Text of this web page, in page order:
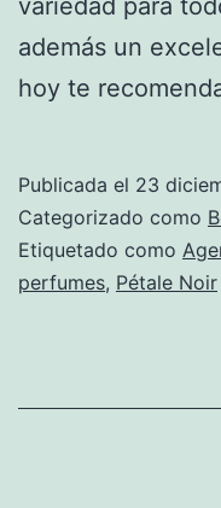
además un
hoy te
Publicada el 23
Categorizado como
Etiquetado como
perfumes, Pétale Noir